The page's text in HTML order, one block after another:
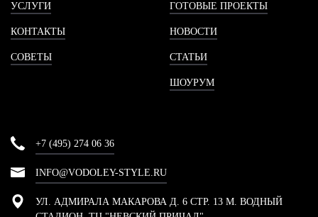
УСЛУГИ
КОНТАКТЫ
СОВЕТЫ
ГОТОВЫЕ ПРОЕКТЫ
НОВОСТИ
СТАТЬИ
ШОУРУМ
+7 (495) 274 06 36
INFO@VODOLEY-STYLE.RU
УЛ. АДМИРАЛА МАКАРОВА Д. 6 СТР. 13 М. ВОДНЫЙ